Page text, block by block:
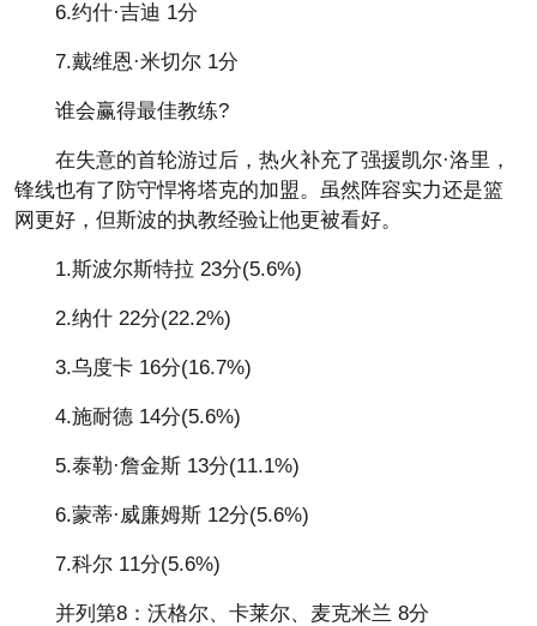
6.约什·吉迪 1分
7.戴维恩·米切尔 1分
谁会赢得最佳教练?
在失意的首轮游过后，热火补充了强援凯尔·洛里，
锋线也有了防守悍将塔克的加盟。虽然阵容实力还是篮
网更好，但斯波的执教经验让他更被看好。
1.斯波尔斯特拉 23分(5.6%)
2.纳什 22分(22.2%)
3.乌度卡 16分(16.7%)
4.施耐德 14分(5.6%)
5.泰勒·詹金斯 13分(11.1%)
6.蒙蒂·威廉姆斯 12分(5.6%)
7.科尔 11分(5.6%)
并列第8：沃格尔、卡莱尔、麦克米兰 8分